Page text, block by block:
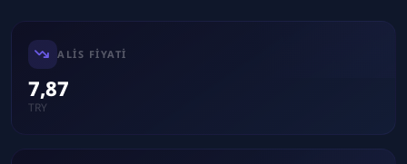
ALIS FIYATI
7,87
TRY